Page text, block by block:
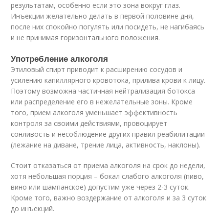
результатам, особенно если это зона вокруг глаз.
Инъекции желательно делать в первой половине дня,
после них спокойно погулять или посидеть, не нагибаясь
и не принимая горизонтального положения.
Употребление алкоголя
Этиловый спирт приводит к расширению сосудов и
усилению капиллярного кровотока, прилива крови к лицу.
Поэтому возможна частичная нейтрализация ботокса
или распределение его в нежелательные зоны. Кроме
того, прием алкоголя уменьшает эффективность
контроля за своими действиями, провоцирует
сонливость и несоблюдение других правил реабилитации
(лежание на диване, трение лица, активность, наклоны).
Стоит отказаться от приема алкоголя на срок до недели,
хотя небольшая порция – бокал слабого алкоголя (пиво,
вино или шампанское) допустим уже через 2-3 суток.
Кроме того, важно воздержание от алкоголя и за 3 суток
до инъекций.